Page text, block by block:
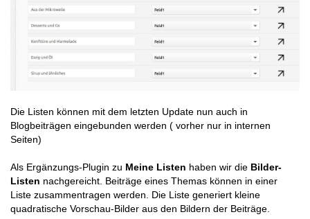
Die Listen können mit dem letzten Update nun auch in
Blogbeiträgen eingebunden werden ( vorher nur in internen
Seiten)
Als Ergänzungs-Plugin zu Meine Listen haben wir die Bilder-
Listen nachgereicht. Beiträge eines Themas können in einer
Liste zusammentragen werden. Die Liste generiert kleine
quadratische Vorschau-Bilder aus den Bildern der Beiträge.